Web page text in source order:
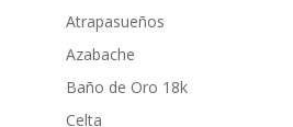
Atrapasueños
Azabache
Baño de Oro 18k
Celta